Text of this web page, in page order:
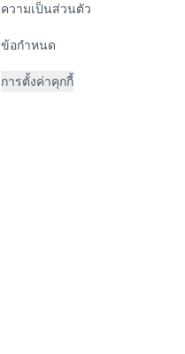
ความเป็นส่วนตัว
ข้อกำหนด
การตั้งค่าคุกกี้